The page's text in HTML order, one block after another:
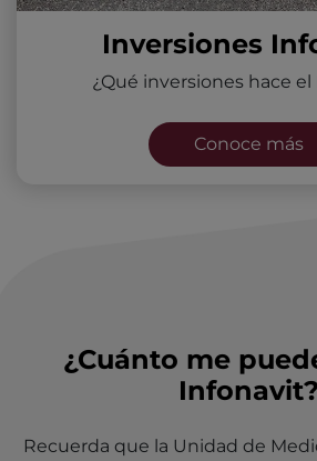
Inversiones
¿Qué inversiones hace
Conoce más
¿Cuánto me
Infonavit?
Recuerda que la Unidad de